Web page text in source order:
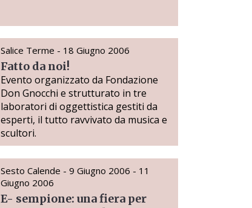
Salice Terme - 18 Giugno 2006
Fatto da noi!
Evento organizzato da Fondazione
Don Gnocchi e strutturato in tre
laboratori di oggettistica gestiti da
esperti, il tutto ravvivato da musica e
scultori.
Sesto Calende - 9 Giugno 2006 - 11
Giugno 2006
E- sempione: una fiera per